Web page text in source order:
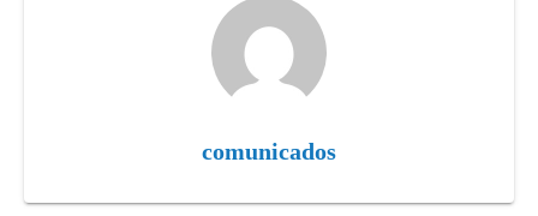
comunicados